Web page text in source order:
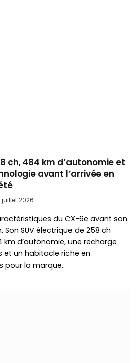
ch, 484 km d’autonomie et
avant l’arrivée en
juillet 2026
du CX-6e avant son
SUV électrique de 258 ch
km d’autonomie, une recharge
et un habitacle riche en
pour la marque.